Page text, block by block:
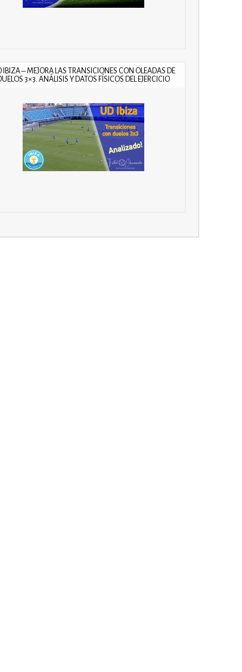
IBIZA – MEJORA LAS TRANSICIONES CON OLEADAS DE
3×3. ANÁLISIS Y DATOS FÍSICOS DEL EJERCICIO